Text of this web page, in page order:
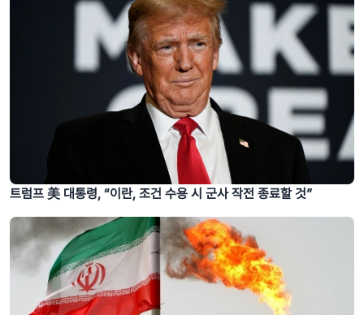
트럼프 美 대통령, “이란, 조건 수용 시 군사 작전 종료할 것”